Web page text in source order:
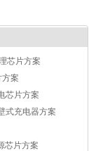
芯片方案
案
芯片方案
式充电器方案
芯片方案